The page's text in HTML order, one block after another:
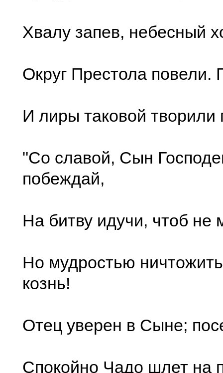
Хвалу запев, небесный
Округ Престола повели.
И лиры таковой творили
"Со славой, Сын
побеждай,
На битву идучи, чтоб не
Но мудростью
кознь!
Отец уверен в Сыне;
Спокойно Чадо шлет на